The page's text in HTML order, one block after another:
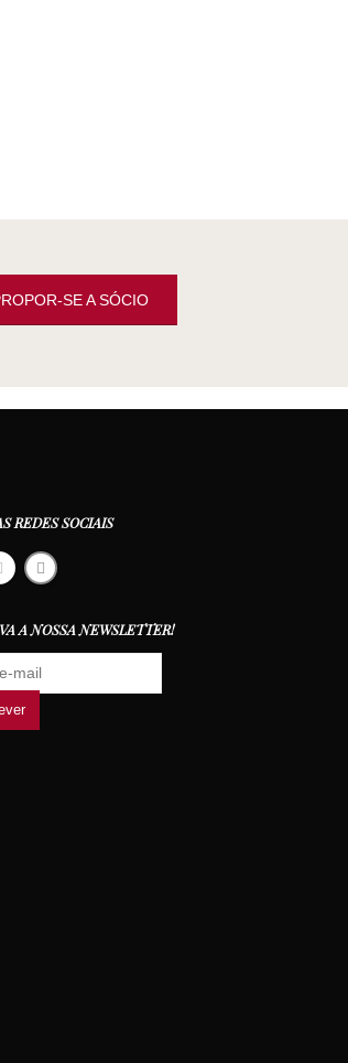
SE A SÓCIO
REDES SOCIAIS
A NOSSA NEWSLETTER!